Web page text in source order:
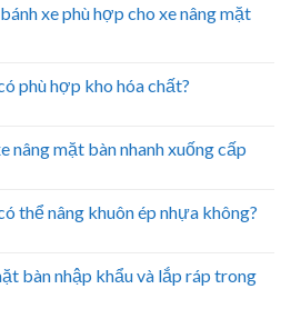
xe phù hợp cho xe nâng mặt
phù hợp kho hóa chất?
nâng mặt bàn nhanh xuống cấp
thể nâng khuôn ép nhựa không?
bàn nhập khẩu và lắp ráp trong